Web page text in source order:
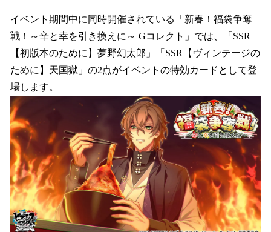
イベント期間中に同時開催されている「新春！福袋争奪
戦！～辛と幸を引き換えに～ Gコレクト」では、「SSR
【初版本のために】夢野幻太郎」「SSR【ヴィンテージの
ために】天国獄」の2点がイベントの特効カードとして登
場します。